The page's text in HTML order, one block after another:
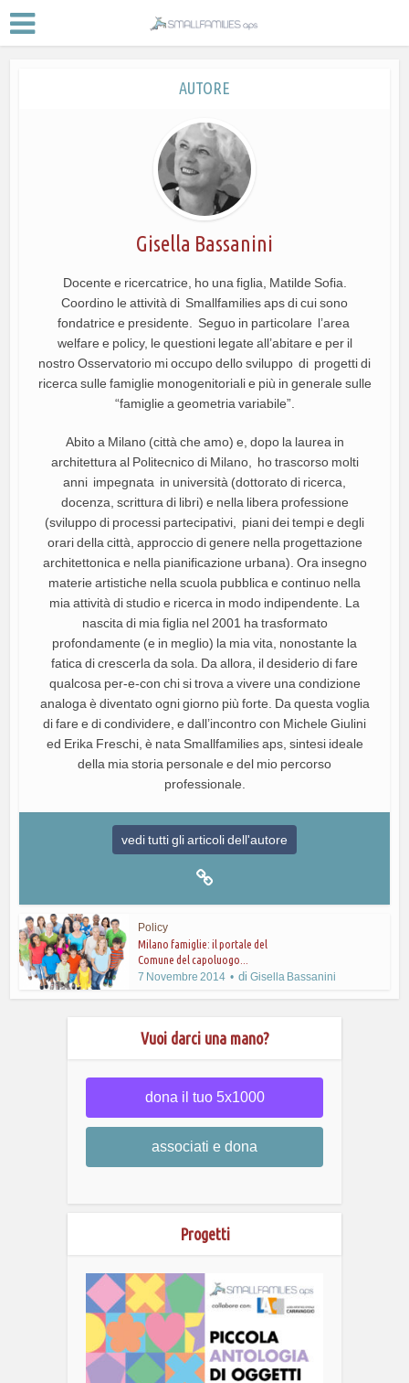
AUTORE
Gisella Bassanini
Docente e ricercatrice, ho una figlia, Matilde Sofia.
Coordino le attività di Smallfamilies aps di cui sono
fondatrice e presidente. Seguo in particolare l’area
welfare e policy, le questioni legate all’abitare e per il
nostro Osservatorio mi occupo dello sviluppo di progetti di
ricerca sulle famiglie monogenitoriali e più in generale sulle
“famiglie a geometria variabile”.
Abito a Milano (città che amo) e, dopo la laurea in
architettura al Politecnico di Milano, ho trascorso molti
anni impegnata in università (dottorato di ricerca,
docenza, scrittura di libri) e nella libera professione
(sviluppo di processi partecipativi, piani dei tempi e degli
orari della città, approccio di genere nella progettazione
architettonica e nella pianificazione urbana). Ora insegno
materie artistiche nella scuola pubblica e continuo nella
mia attività di studio e ricerca in modo indipendente. La
nascita di mia figlia nel 2001 ha trasformato
profondamente (e in meglio) la mia vita, nonostante la
fatica di crescerla da sola. Da allora, il desiderio di fare
qualcosa per-e-con chi si trova a vivere una condizione
analoga è diventato ogni giorno più forte. Da questa voglia
di fare e di condividere, e dall’incontro con Michele Giulini
ed Erika Freschi, è nata Smallfamilies aps, sintesi ideale
della mia storia personale e del mio percorso
professionale.
vedi tutti gli articoli dell'autore
Policy
Milano famiglie: il portale del
Comune del capoluogo...
7 Novembre 2014
diGisella Bassanini
Vuoi darci una mano?
dona il tuo 5x1000
associati e dona
Progetti